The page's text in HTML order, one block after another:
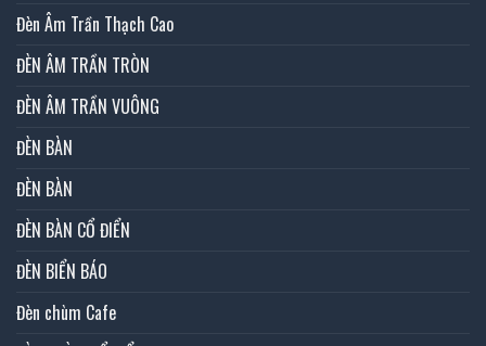
Đèn Âm Trần Thạch Cao
ĐÈN ÂM TRẦN TRÒN
ĐÈN ÂM TRẦN VUÔNG
ĐÈN BÀN
ĐÈN BÀN
ĐÈN BÀN CỔ ĐIỂN
ĐÈN BIỂN BÁO
Đèn chùm Cafe